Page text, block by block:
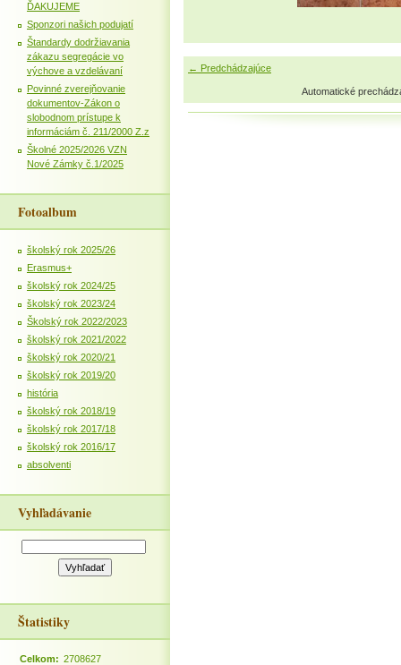
← Predchádzajúce
Automatické
ĎAKUJEME
Sponzori našich podujatí
Štandardy dodržiavania
zákazu segregácie vo
výchove a vzdelávaní
Povinné zverejňovanie
dokumentov-Zákon o
slobodnom prístupe k
informáciám č. 211/2000 Z.z
Školné 2025/2026 VZN
Nové Zámky č.1/2025
Fotoalbum
školský rok 2025/26
Erasmus+
školský rok 2024/25
školský rok 2023/24
Školský rok 2022/2023
školský rok 2021/2022
školský rok 2020/21
školský rok 2019/20
história
školský rok 2018/19
školský rok 2017/18
školský rok 2016/17
absolventi
Vyhľadávanie
Štatistiky
Celkom: 2708627